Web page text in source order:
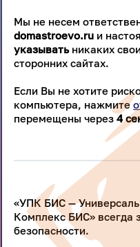
Мы не несем
domastroevo.ru и
указыватьникаких
сторонних сайтах.
Если Вы не хотите
компьютера, нажмите
перемещены через 4
«УПК БИС —
Комплекс БИС» всегда
безопасности.